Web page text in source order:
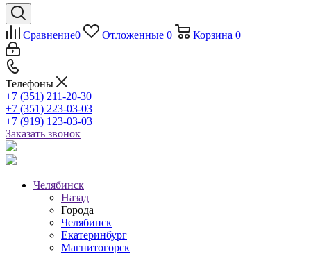
Сравнение0 Отложенные 0 Корзина 0
Телефоны
+7 (351) 211-20-30
+7 (351) 223-03-03
+7 (919) 123-03-03
Заказать звонок
Челябинск
Назад
Города
Челябинск
Екатеринбург
Магнитогорск